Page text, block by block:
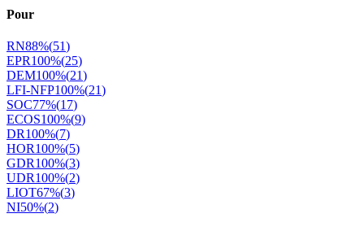
Pour
RN88%(51)
EPR100%(25)
DEM100%(21)
LFI-NFP100%(21)
SOC77%(17)
ECOS100%(9)
DR100%(7)
HOR100%(5)
GDR100%(3)
UDR100%(2)
LIOT67%(3)
NI50%(2)